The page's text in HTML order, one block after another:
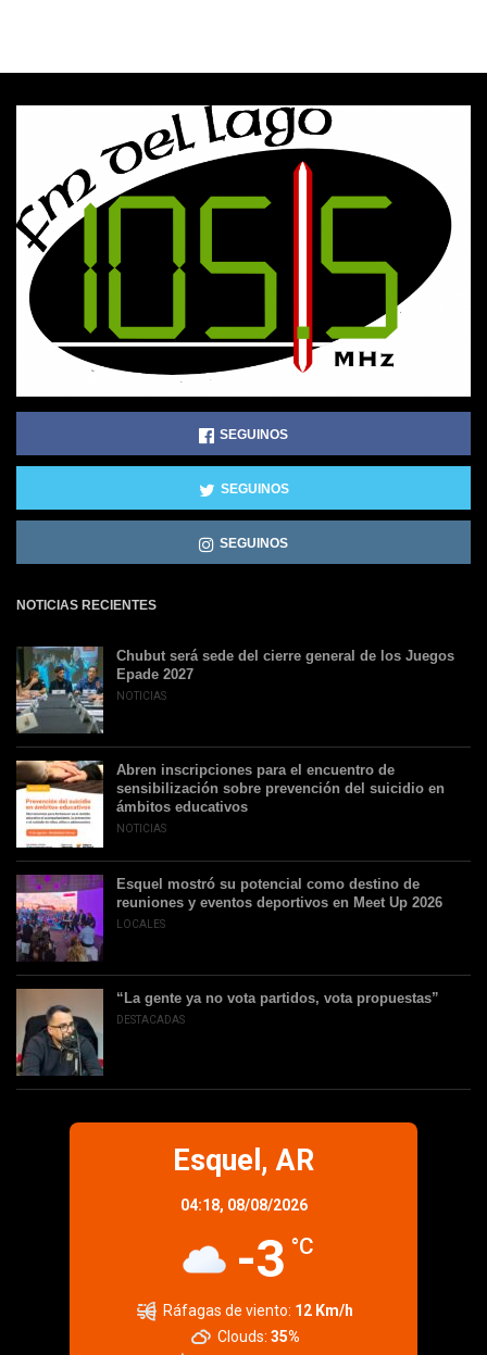
SEGUINOS
SEGUINOS
SEGUINOS
NOTICIAS RECIENTES
Chubut será sede del cierre general de los Juegos
Epade 2027
NOTICIAS
Abren inscripciones para el encuentro de
sensibilización sobre prevención del suicidio en
ámbitos educativos
NOTICIAS
Esquel mostró su potencial como destino de
reuniones y eventos deportivos en Meet Up 2026
LOCALES
“La gente ya no vota partidos, vota propuestas”
DESTACADAS
Esquel, AR
04:18, 08/08/2026
-3 °C
Ráfagas de viento: 12 Km/h
Clouds: 35%